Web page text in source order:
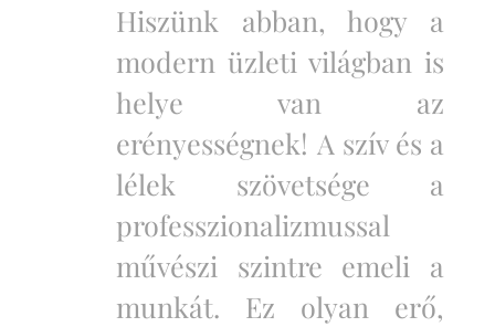
Hiszünk abban, hogy a
modern üzleti világban is
helye van az
erényességnek! A szív és a
lélek szövetsége a
professzionalizmussal
művészi szintre emeli a
munkát. Ez olyan erő,